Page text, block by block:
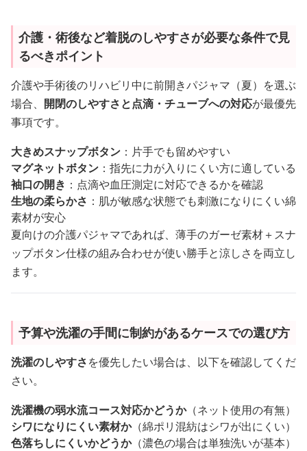
介護・術後など着脱のしやすさが必要な条件で見
るべきポイント
介護や手術後のリハビリ中に前開きパジャマ（夏）を選ぶ
場合、 開閉のしやすさと点滴・チューブへの対応が最優先
事項です。
大きめスナップボタン ：片手でも留めやすい
マグネットボタン ：指先に力が入りにくい方に適している
袖口の開き ：点滴や血圧測定に対応できるかを確認
生地の柔らかさ ：肌が敏感な状態でも刺激になりにくい綿
素材が安心
夏向けの介護パジャマであれば、薄手のガーゼ素材＋スナ
ップボタン仕様の組み合わせが使い勝手と涼しさを両立し
ます。
予算や洗濯の手間に制約があるケースでの選び方
洗濯のしやすさを優先したい場合は、以下を確認してくだ
さい。
洗濯機の弱水流コース対応かどうか（ネット使用の有無）
シワになりにくい素材か（綿ポリ混紡はシワが出にくい）
色落ちしにくいかどうか（濃色の場合は単独洗いが基本）